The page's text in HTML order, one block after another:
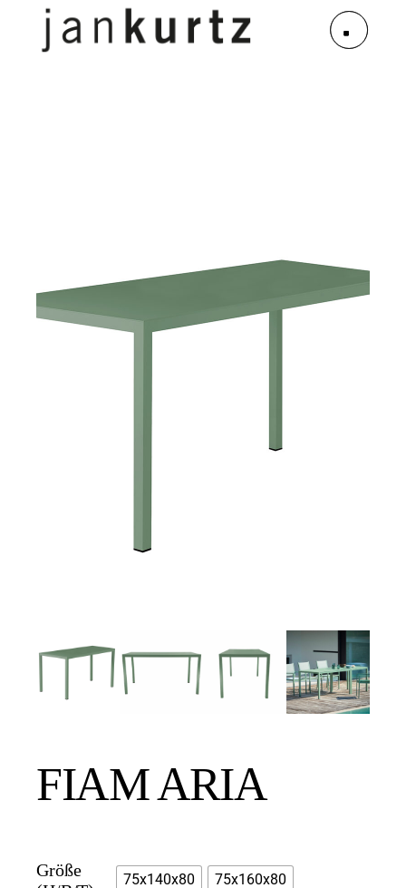
FIAM ARIA
Größe
75x140x80
75x160x80